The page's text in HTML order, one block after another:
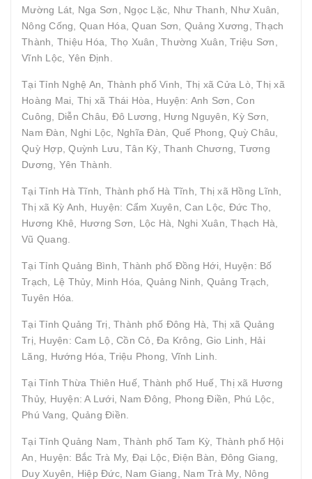
Mường Lát, Nga Sơn, Ngọc Lặc, Như Thanh, Như Xuân,
Nông Cống, Quan Hóa, Quan Sơn, Quảng Xương, Thạch
Thành, Thiệu Hóa, Thọ Xuân, Thường Xuân, Triệu Sơn,
Vĩnh Lộc, Yên Định.
Tại Tỉnh Nghệ An, Thành phố Vinh, Thị xã Cửa Lò, Thị xã
Hoàng Mai, Thị xã Thái Hòa, Huyện: Anh Sơn, Con
Cuông, Diễn Châu, Đô Lương, Hưng Nguyên, Kỳ Sơn,
Nam Đàn, Nghi Lộc, Nghĩa Đàn, Quế Phong, Quỳ Châu,
Quỳ Hợp, Quỳnh Lưu, Tân Kỳ, Thanh Chương, Tương
Dương, Yên Thành.
Tại Tỉnh Hà Tĩnh, Thành phố Hà Tĩnh, Thị xã Hồng Lĩnh,
Thị xã Kỳ Anh, Huyện: Cẩm Xuyên, Can Lộc, Đức Thọ,
Hương Khê, Hương Sơn, Lộc Hà, Nghi Xuân, Thạch Hà,
Vũ Quang.
Tại Tỉnh Quảng Bình, Thành phố Đồng Hới, Huyện: Bố
Trạch, Lệ Thủy, Minh Hóa, Quảng Ninh, Quảng Trạch,
Tuyên Hóa.
Tại Tỉnh Quảng Trị, Thành phố Đông Hà, Thị xã Quảng
Trị, Huyện: Cam Lộ, Cồn Cỏ, Đa Krông, Gio Linh, Hải
Lăng, Hướng Hóa, Triệu Phong, Vĩnh Linh.
Tại Tỉnh Thừa Thiên Huế, Thành phố Huế, Thị xã Hương
Thủy, Huyện: A Lưới, Nam Đông, Phong Điền, Phú Lộc,
Phú Vang, Quảng Điền.
Tại Tỉnh Quảng Nam, Thành phố Tam Kỳ, Thành phố Hội
An, Huyện: Bắc Trà My, Đại Lộc, Điện Bàn, Đông Giang,
Duy Xuyên, Hiệp Đức, Nam Giang, Nam Trà My, Nông